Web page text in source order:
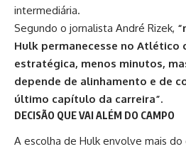
intermediária.
Segundo o jornalista André Rizek,
Hulk permanecesse no Atlético
estratégica, menos minutos,
depende de alinhamento e de
último capítulo da carreira”.
DECISÃO QUE VAI ALÉM DO CAMPO
A escolha de Hulk envolve mais